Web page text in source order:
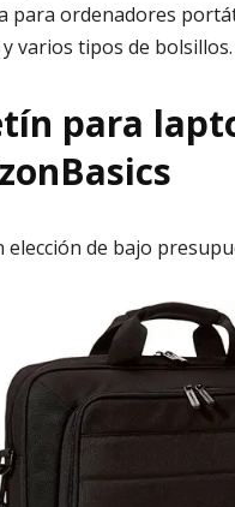
para ordenadores
varios tipos de bolsillos.
para
elección de bajo